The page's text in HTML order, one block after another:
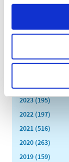
2026 (84)
2024 (224)
2023 (195)
2022 (197)
2021 (516)
2020 (263)
2019 (159)